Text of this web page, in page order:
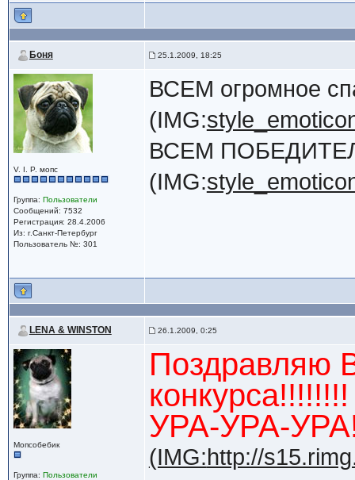
Боня 25.1.2009, 18:25
V. I. P. мопс
Группа: Пользователи
Сообщений: 7532
Регистрация: 28.4.2006
Из: г.Санкт-Петербург
Пользователь №: 301
ВСЕМ огромное
(IMG:
ВСЕМ
(IMG:
LENA & WINSTON 26.1.2009, 0:25
Мопсобебик
Группа: Пользователи
Поздравляю
конкурса!!!!!!!!
УРА-УРА-
(IMG:http://